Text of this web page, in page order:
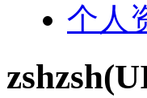
个人
zshzsh